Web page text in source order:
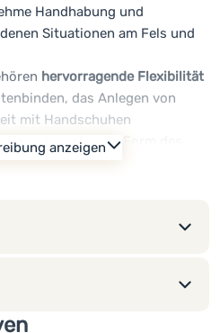
Handhabung und
Situationen am Fels und
hervorragende Flexibilität
das Anlegen von
mit Handschuhen
sich gut an die Form des
an und lässt sich
Lebensdauer bei
von Sicherungen oder
in der Kletterpraxis.
anzeigen